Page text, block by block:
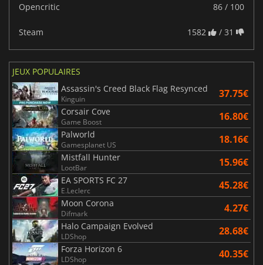
Opencritic
86 / 100
Steam 1582 / 31
JEUX POPULAIRES
Assassin's Creed Black Flag Resynced
Kinguin 37.75€
Corsair Cove
Game Boost 16.80€
Palworld
Gamesplanet US 18.16€
Mistfall Hunter
LootBar 15.96€
EA SPORTS FC 27
E.Leclerc 45.28€
Moon Corona
Difmark 4.27€
Halo Campaign Evolved
LDShop 28.68€
Forza Horizon 6
LDShop 40.35€